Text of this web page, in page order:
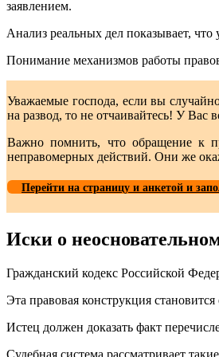
заявлением.
Анализ реальных дел показывает,
Понимание механизмов работы
Уважаемые господа, если вы
на развод, то не отчаивайтесь! У Вас
Важно помнить, что обращение к
неправомерных действий. Они же
Перейти на страницу и анкетой и
Иски о
Гражданский кодекс Российской
Эта правовая конструкция
Истец должен доказать факт
Судебная система рассматривает